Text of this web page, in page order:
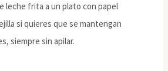
leche frita a un plato con papel
si quieres que se mantengan
siempre sin apilar.